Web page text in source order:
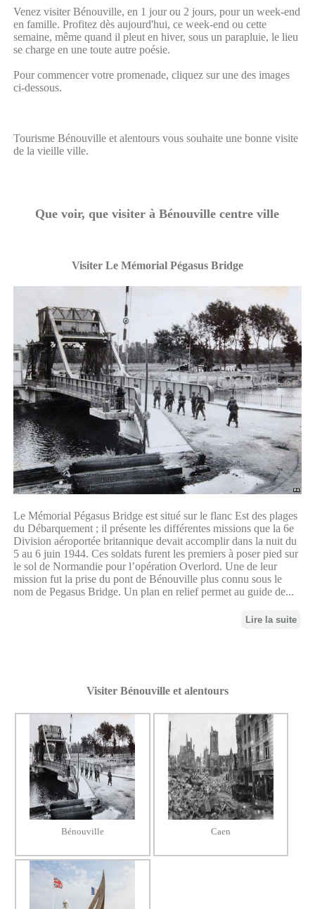
Venez visiter Bénouville, en 1 jour ou 2 jours, pour un week-end
en famille. Profitez dès aujourd'hui, ce week-end ou cette
semaine, même quand il pleut en hiver, sous un parapluie, le lieu
se charge en une toute autre poésie.
Pour commencer votre promenade, cliquez sur une des images
ci-dessous.
Tourisme Bénouville et alentours vous souhaite une bonne visite
de la vieille ville.
Que voir, que visiter à Bénouville centre ville
Visiter Le Mémorial Pégasus Bridge
Le Mémorial Pégasus Bridge est situé sur le flanc Est des plages
du Débarquement ; il présente les différentes missions que la 6e
Division aéroportée britannique devait accomplir dans la nuit du
5 au 6 juin 1944. Ces soldats furent les premiers à poser pied sur
le sol de Normandie pour l’opération Overlord. Une de leur
mission fut la prise du pont de Bénouville plus connu sous le
nom de Pegasus Bridge. Un plan en relief permet au guide de...
Lire la suite
Visiter Bénouville et alentours
Bénouville Caen